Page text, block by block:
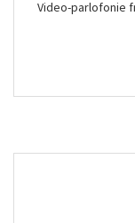
Video-parlofonie